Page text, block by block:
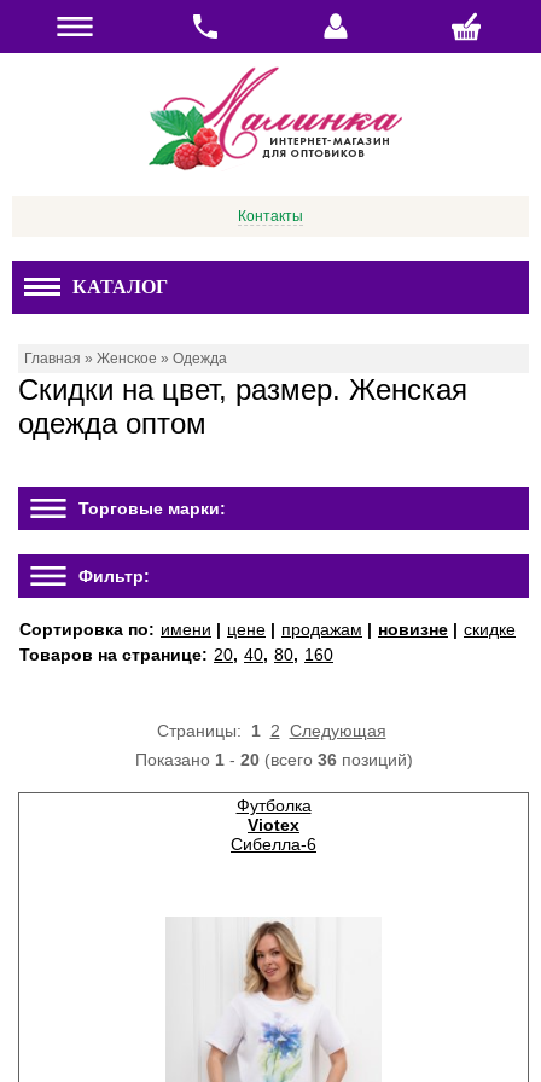
Контакты
КАТАЛОГ
Главная » Женское » Одежда
Скидки на цвет, размер. Женская
одежда оптом
Торговые марки:
Фильтр:
Сортировка по: имени | цене | продажам | новизне | скидке
Товаров на странице: 20, 40, 80, 160
Страницы: 1 2 Следующая
Показано 1- 20(всего 36позиций)
Футболка
Viotex
Сибелла-6